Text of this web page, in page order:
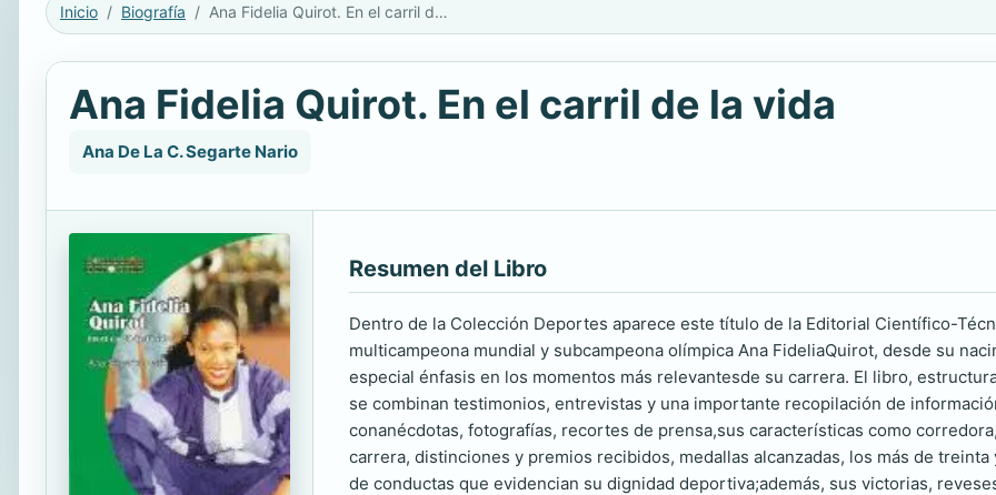
Inicio Biografía Ana Fidelia Quirot. En el carril de la vida
Ana Fidelia Quirot. En el carril de la vida
Ana De La C. Segarte Nario
Resumen del Libro
Dentro de la Colección Deportes aparece este título de la Editorial Científico-
multicampeona mundial y subcampeona olímpica Ana FideliaQuirot, desde su
especial énfasis en los momentos más relevantesde su carrera. El libro,
se combinan testimonios, entrevistas y una importante recopilación de
conanécdotas, fotografías, recortes de prensa,sus características como
carrera, distinciones y premios recibidos, medallas alcanzadas, los más de
de conductas que evidencian su dignidad deportiva;además, sus victorias,